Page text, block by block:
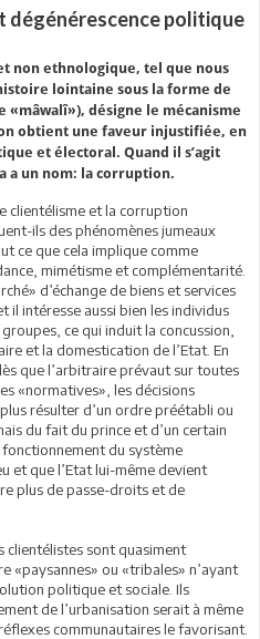
dégénérescence politique
non ethnologique, tel que nous
lointaine sous la forme de
«mâwalî»), désigne le mécanisme
obtient une faveur injustifiée, en
et électoral. Quand il s’agit
a un nom: la corruption.
clientélisme et la corruption
ils des phénomènes jumeaux
ce que cela implique comme
mimétisme et complémentarité.
d’échange de biens et services
il intéresse aussi bien les individus
ce qui induit la concussion,
et la domestication de l’Etat. En
que l’arbitraire prévaut sur toutes
«normatives», les décisions
résulter d’un ordre préétabli ou
du fait du prince et d’un certain
du système
et que l’Etat lui-même devient
plus de passe-droits et de
clientélistes sont quasiment
«paysannes» ou «tribales» n’ayant
politique et sociale. Ils
de l’urbanisation serait à même
communautaires le favorisant.